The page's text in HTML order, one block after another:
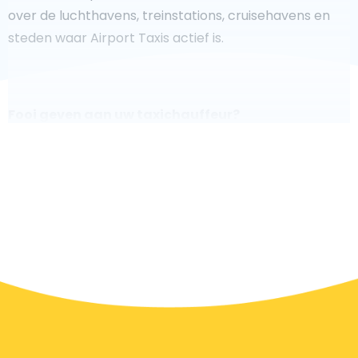
over de luchthavens, treinstations, cruisehavens en
steden waar Airport Taxis actief is.
mogelijk heeft gemaakt, dan bent u van harte welkom
om een fooi te geven.